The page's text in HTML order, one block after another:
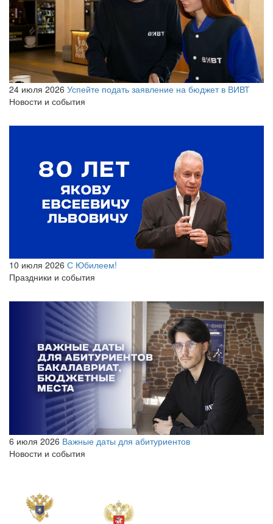
24 июля 2026 Успейте подать заявление на бюджет в ВИВТ
Новости и события
10 июля 2026 С Юбилеем!
Праздники и события
6 июля 2026 Важные даты для абитуриентов
Новости и события